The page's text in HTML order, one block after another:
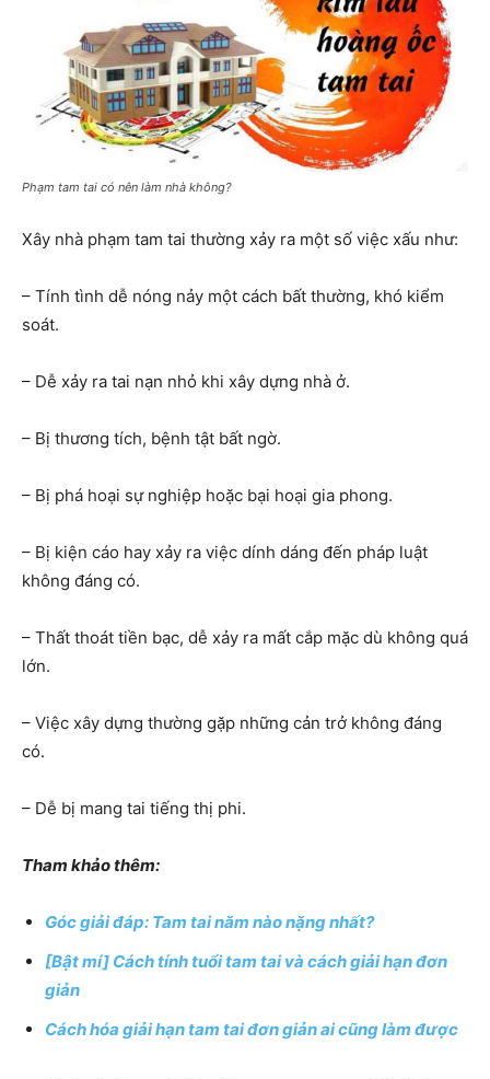
Phạm tam tai có nên làm nhà không?
Xây nhà phạm tam tai thường xảy ra một số việc xấu như:
– Tính tình dễ nóng nảy một cách bất thường, khó kiểm
soát.
– Dễ xảy ra tai nạn nhỏ khi xây dựng nhà ở.
– Bị thương tích, bệnh tật bất ngờ.
– Bị phá hoại sự nghiệp hoặc bại hoại gia phong.
– Bị kiện cáo hay xảy ra việc dính dáng đến pháp luật
không đáng có.
– Thất thoát tiền bạc, dễ xảy ra mất cắp mặc dù không quá
lớn.
– Việc xây dựng thường gặp những cản trở không đáng
có.
– Dễ bị mang tai tiếng thị phi.
Tham khảo thêm:
Góc giải đáp: Tam tai năm nào nặng nhất?
[Bật mí] Cách tính tuổi tam tai và cách giải hạn đơn
giản
Cách hóa giải hạn tam tai đơn giản ai cũng làm được